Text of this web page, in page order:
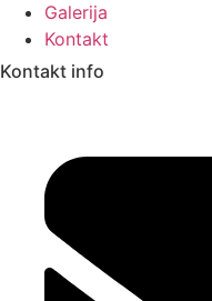
Galerija
Kontakt
Kontakt info